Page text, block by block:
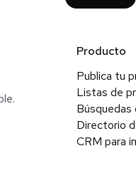
Producto
Publica tu
Listas de
Búsquedas
Directorio
CRM para